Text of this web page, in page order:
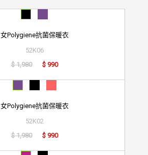
女Polygiene抗菌保暖衣
52K06
$ 1,980
$ 990
女Polygiene抗菌保暖衣
52K02
$ 1,980
$ 990